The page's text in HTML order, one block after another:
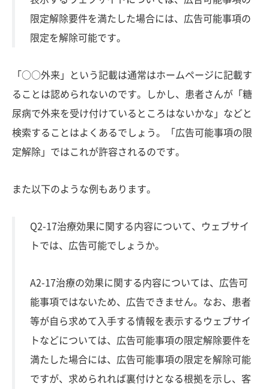
限定解除要件を満たした場合には、広告可能事項の
限定を解除可能です。
「○○外来」という記載は通常はホームページに記載す
ることは認められないのです。しかし、患者さんが「糖
尿病で外来を受け付けているところはないかな」などと
検索することはよくあるでしょう。「広告可能事項の限
定解除」ではこれが許容されるのです。
また以下のような例もあります。
Q2-17治療効果に関する内容について、ウェブサイ
トでは、広告可能でしょうか。
A2-17治療の効果に関する内容については、広告可
能事項ではないため、広告できません。なお、患者
等が自ら求めて入手する情報を表示するウェブサイ
トなどについては、広告可能事項の限定解除要件を
満たした場合には、広告可能事項の限定を解除可能
ですが、求められれば裏付けとなる根拠を示し、客